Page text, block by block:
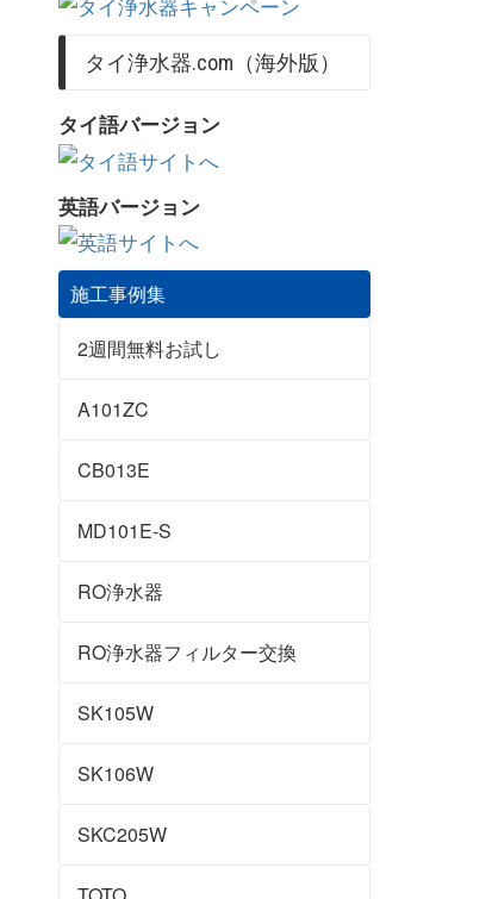
タイ浄水器.com（海外版）
タイ語バージョン
英語バージョン
施工事例集
2週間無料お試し
A101ZC
CB013E
MD101E-S
RO浄水器
RO浄水器フィルター交換
SK105W
SK106W
SKC205W